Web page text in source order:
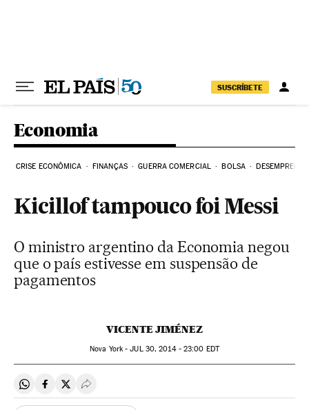
SUSCRÍBETE
Economia
CRISE ECONÔMICA FINANÇAS GUERRA COMERCIAL BOLSA DESEMPREGO
Kicillof tampouco foi Messi
O ministro argentino da Economia negou
que o país estivesse em suspensão de
pagamentos
VICENTE JIMÉNEZ
Nova York -JUL30, 2014 - 23:00 EDT
Compartir en Whatsapp
Compartir en Facebook
Compartir en Twitter
Desplegar Redes Sociales